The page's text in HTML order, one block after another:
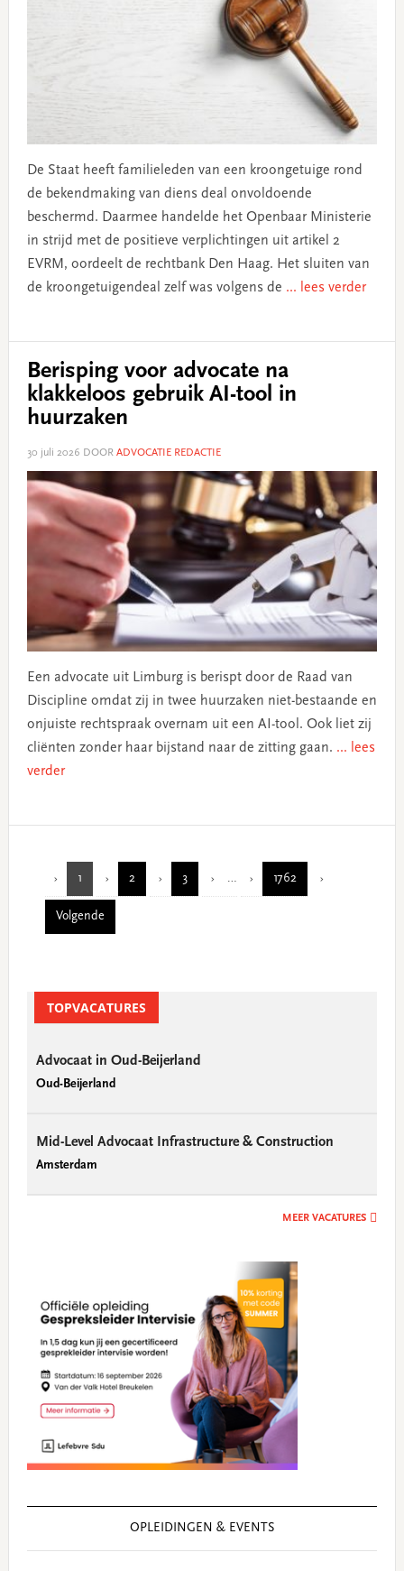
De Staat heeft familieleden van een kroongetuige rond
de bekendmaking van diens deal onvoldoende
beschermd. Daarmee handelde het Openbaar Ministerie
in strijd met de positieve verplichtingen uit artikel 2
EVRM, oordeelt de rechtbank Den Haag. Het sluiten van
de kroongetuigendeal zelf was volgens de ... lees verder
Berisping voor advocate na
klakkeloos gebruik AI-tool in
huurzaken
30 juli 2026 DOOR ADVOCATIE REDACTIE
Een advocate uit Limburg is berispt door de Raad van
Discipline omdat zij in twee huurzaken niet-bestaande en
onjuiste rechtspraak overnam uit een AI-tool. Ook liet zij
cliënten zonder haar bijstand naar de zitting gaan. ... lees
verder
Page
1 Page
2 Page
3
Interim
pages
… Page
1762
Volgende
Primary
Sidebar
TOPVACATURES
Advocaat in Oud-Beijerland
Oud-Beijerland
Mid-Level Advocaat Infrastructure & Construction
Amsterdam
MEER VACATURES
OPLEIDINGEN & EVENTS